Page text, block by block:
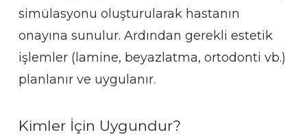
simülasyonu oluşturularak hastanın
onayına sunulur. Ardından gerekli estetik
işlemler (lamine, beyazlatma, ortodonti vb.)
planlanır ve uygulanır.
Kimler İçin Uygundur?